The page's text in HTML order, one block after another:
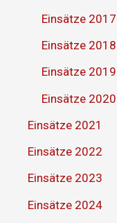
Einsätze 2017
Einsätze 2018
Einsätze 2019
Einsätze 2020
Einsätze 2021
Einsätze 2022
Einsätze 2023
Einsätze 2024